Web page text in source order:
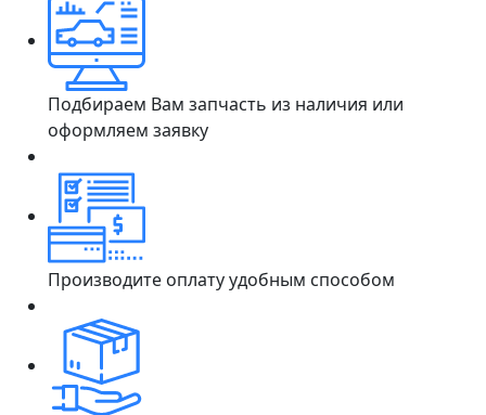
Подбираем Вам запчасть из наличия или
оформляем заявку
Производите оплату удобным способом